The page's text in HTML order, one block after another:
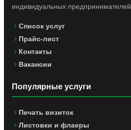
индивидуальных предпринимателей.
Список услуг
Прайс-лист
Контакты
Вакансии
Популярные услуги
Печать визиток
Листовки и флаеры